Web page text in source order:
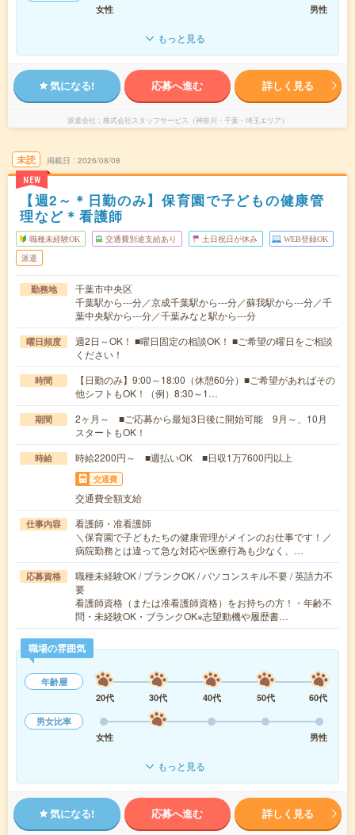
女性
男性
もっと見る
気になる! 応募へ進む 詳しく見る
派遣会社 株式会社スタッフサービス（神奈川・千葉・埼玉エリア）
未読
NEW
掲載日 2026/08/08
【週2～＊日勤のみ】保育園で子どもの健康管
理など＊看護師
職種未経験OK 交通費別途支給あり 土日祝日が休み WEB登録OK
派遣
勤務地
千葉市中央区
千葉駅から---分／京成千葉駅から---分／蘇我駅から---分／千
葉中央駅から---分／千葉みなと駅から---分
曜日頻度
週2日～OK！ ■曜日固定の相談OK！ ■ご希望の曜日をご相談
ください！
時間
【日勤のみ】9:00～18:00（休憩60分）■ご希望があればその
他シフトもOK！（例）8:30～1…
期間
2ヶ月～ ■ご応募から最短3日後に開始可能 9月～、10月
スタートもOK！
時給 時給2200円～ ■週払いOK ■日収1万7600円以上
交通費
交通費全額支給
仕事内容
看護師・准看護師
＼保育園で子どもたちの健康管理がメインのお仕事です！／
病院勤務とは違って急な対応や医療行為も少なく、…
応募資格
職種未経験OK / ブランクOK / パソコンスキル不要 / 英語力不
要
看護師資格（または准看護師資格）をお持ちの方！・年齢不
問・未経験OK・ブランクOK※志望動機や履歴書…
職場の雰囲気
年齢層
20代
30代 40代 50代
60代
男女比率
女性
男性
もっと見る
気になる! 応募へ進む 詳しく見る